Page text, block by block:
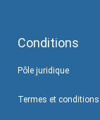
Conditions
Pôle juridique
Termes et conditions